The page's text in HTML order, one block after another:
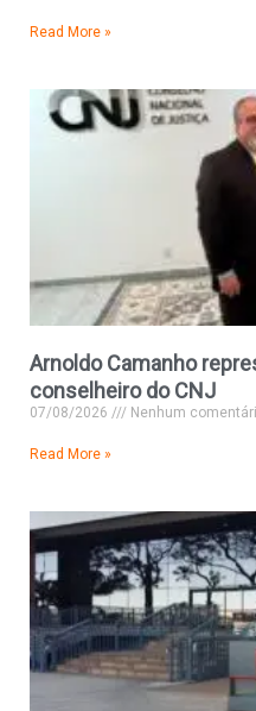
Read More »
Arnoldo Camanho
conselheiro do CNJ
07/08/2026 Nenhum
Read More »